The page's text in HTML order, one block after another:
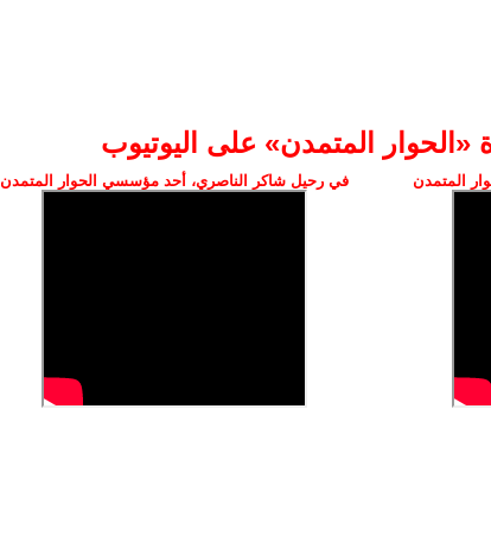
‫«الحوار المتمدن» على اليوتيوب
المتمدن في رحيل شاكر الناصري، أحد مؤسسي الحوار المتمدن